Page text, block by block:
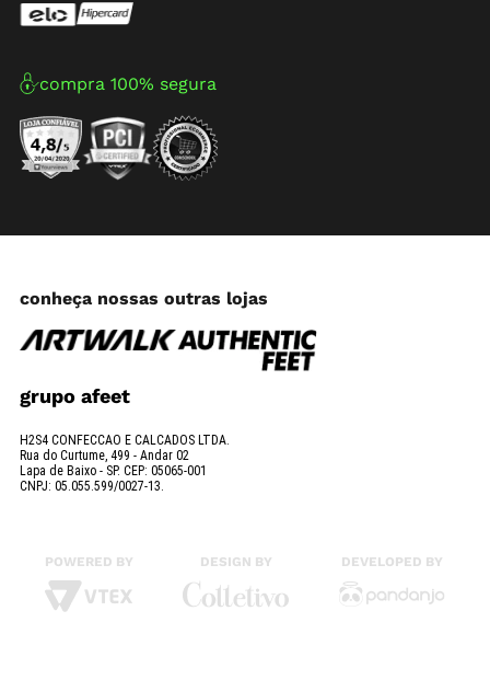
compra 100% segura
conheça nossas outras lojas
grupo afeet
H2S4 CONFECCAO E CALCADOS LTDA.
Rua do Curtume, 499 - Andar 02
Lapa de Baixo - SP. CEP: 05065-001
CNPJ: 05.055.599/0027-13.
POWERED BY DESIGN BY DEVELOPED BY